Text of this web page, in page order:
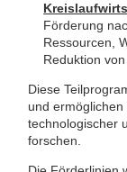
Förderung
Ressourcen,
Reduktion
Diese
und
technologischer
forschen.